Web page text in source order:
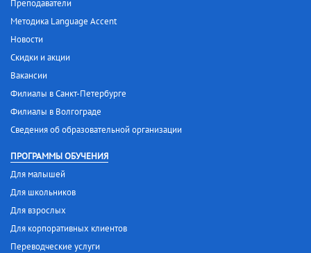
Преподаватели
Методика Language Accent
Новости
Скидки и акции
Вакансии
Филиалы в Санкт-Петербурге
Филиалы в Волгограде
Сведения об образовательной организации
ПРОГРАММЫ ОБУЧЕНИЯ
Для малышей
Для школьников
Для взрослых
Для корпоративных клиентов
Переводческие услуги